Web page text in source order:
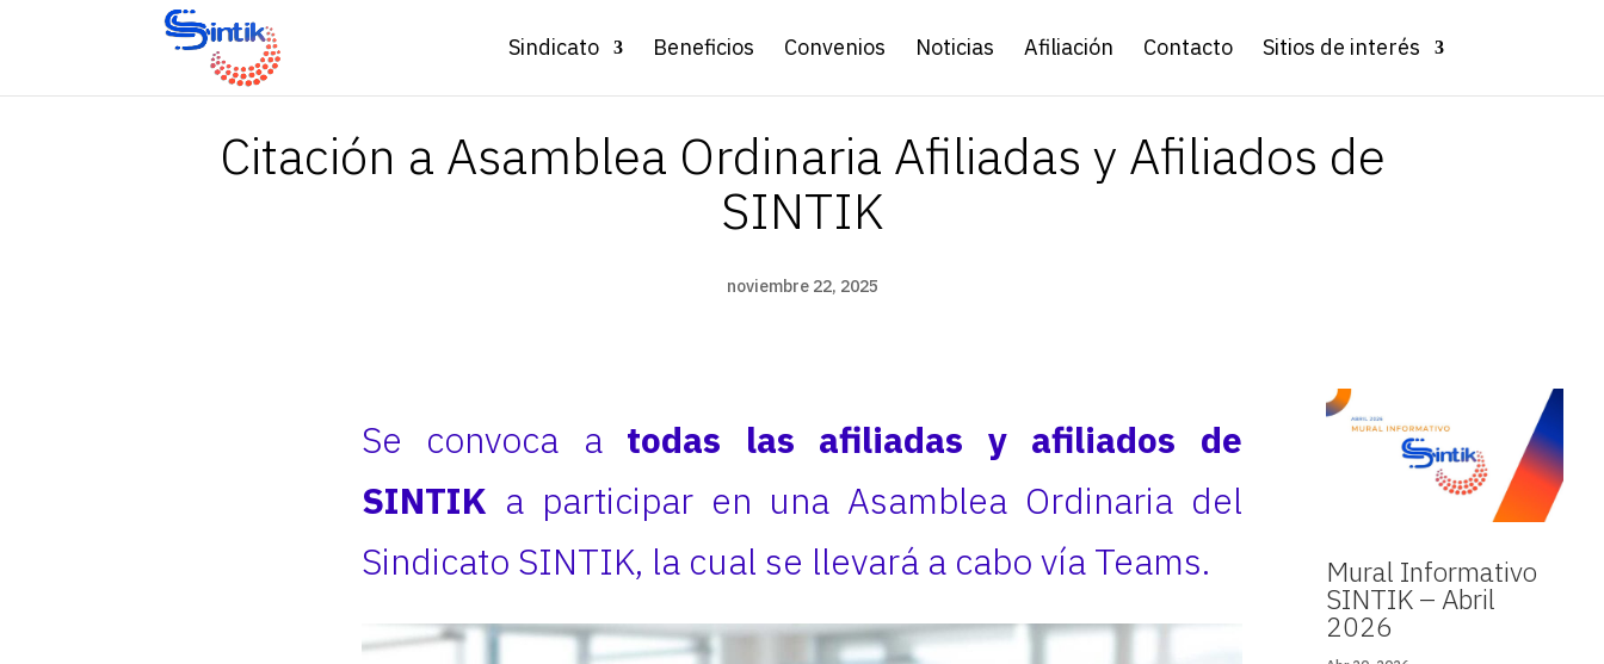
Sindicato Beneficios Convenios Noticias Afiliación Contacto Sitios de interés
Citación a Asamblea Ordinaria Afiliadas y Afiliados de
SINTIK
noviembre 22, 2025
Se convoca a todas las afiliadas y afiliados de
SINTIK a participar en una Asamblea Ordinaria del
Sindicato SINTIK, la cual se llevará a cabo vía Teams.
Mural Informativo
SINTIK – Abril
2026